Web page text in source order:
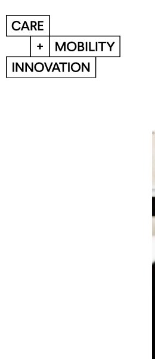
News-Übersicht